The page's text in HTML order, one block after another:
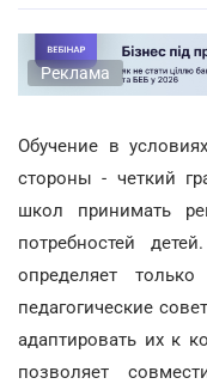
Реклама
Обучение в
стороны - четкий
школ принимать
потребностей
определяет
педагогические
адаптировать их к
позволяет